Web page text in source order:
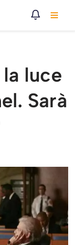
luce
Sarà